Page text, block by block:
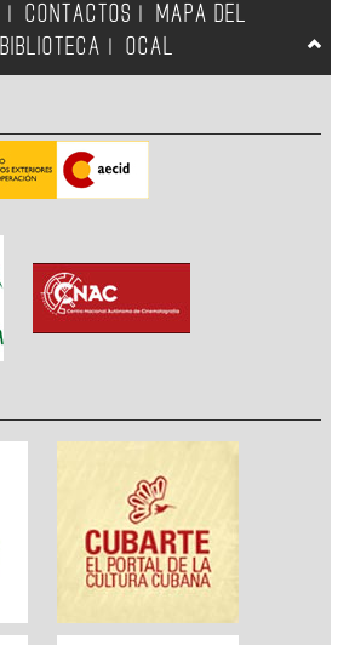
CONTACTOS
MAPA DEL
BIBLIOTECA OCAL